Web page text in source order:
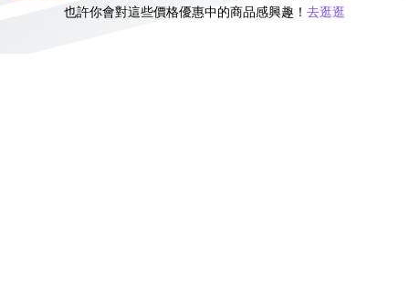
也許你會對這些價格優惠中的商品感興趣！ 去逛逛